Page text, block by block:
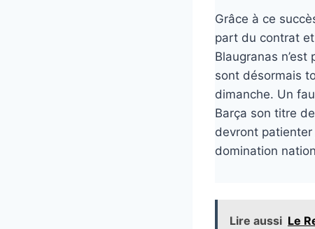
Grâce à ce
part du contrat
Blaugranas
sont désormais
dimanche. Un
Barça son titre
devront patienter
domination
Lire aussi Le